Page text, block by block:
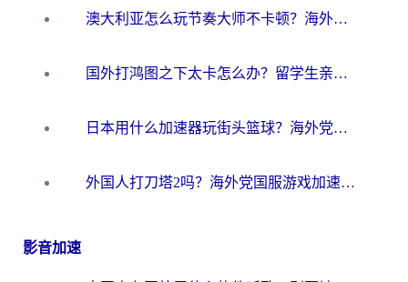
澳大利亚怎么玩节奏大师不卡顿？海外党国服游戏加速终极指南
国外打鸿图之下太卡怎么办？留学生亲测有效的国服游戏加速方案
日本用什么加速器玩街头篮球？海外党国服游戏不卡顿的终极攻略
外国人打刀塔2吗？海外党国服游戏加速避坑全攻略
影音加速